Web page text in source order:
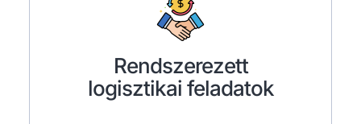
Rendszerezett
logisztikai feladatok